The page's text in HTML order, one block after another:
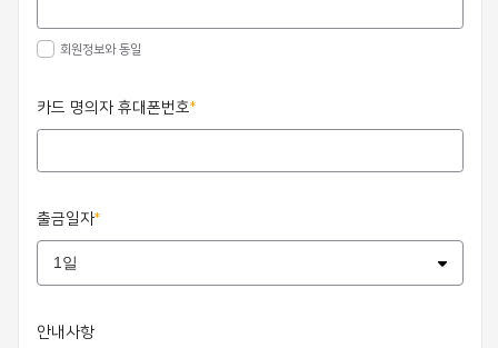
회원정보와 동일
카드 명의자 휴대폰번호
출금일자
안내사항